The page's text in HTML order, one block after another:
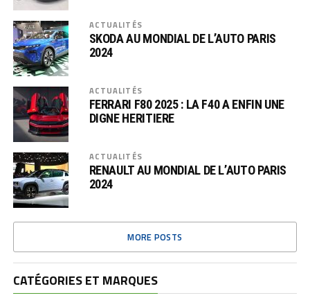
ACTUALITÉS
SKODA AU MONDIAL DE L’AUTO PARIS
2024
ACTUALITÉS
FERRARI F80 2025 : LA F40 A ENFIN UNE
DIGNE HERITIERE
ACTUALITÉS
RENAULT AU MONDIAL DE L’AUTO PARIS
2024
MORE POSTS
CATÉGORIES ET MARQUES